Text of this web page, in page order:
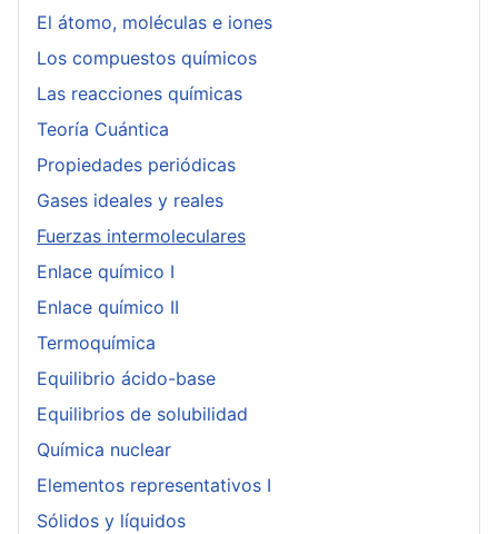
El átomo, moléculas e iones
Los compuestos químicos
Las reacciones químicas
Teoría Cuántica
Propiedades periódicas
Gases ideales y reales
Fuerzas intermoleculares
Enlace químico I
Enlace químico II
Termoquímica
Equilibrio ácido-base
Equilibrios de solubilidad
Química nuclear
Elementos representativos I
Sólidos y líquidos